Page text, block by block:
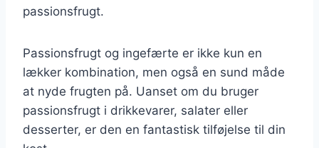
passionsfrugt.
Passionsfrugt og ingefærte er ikke kun en
lækker kombination, men også en sund måde
at nyde frugten på. Uanset om du bruger
passionsfrugt i drikkevarer, salater eller
desserter, er den en fantastisk tilføjelse til din